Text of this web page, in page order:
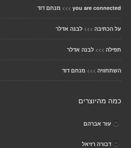
you are connected
>>> מנחם דוד
על הכתיבה >>> לבנה אדלר
תפילה >>> לבנה אדלר
השתחוויה >>> מנחם דוד
כמה מהיוצרים
עזר אברהם
דבורה רזיאל